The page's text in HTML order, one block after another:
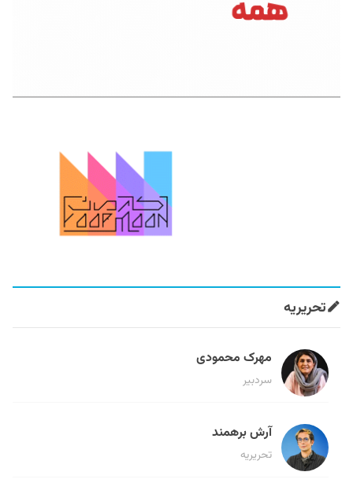
تحریریه
مهرک محمودی
سردبیر
آرش برهمند
تحریریه